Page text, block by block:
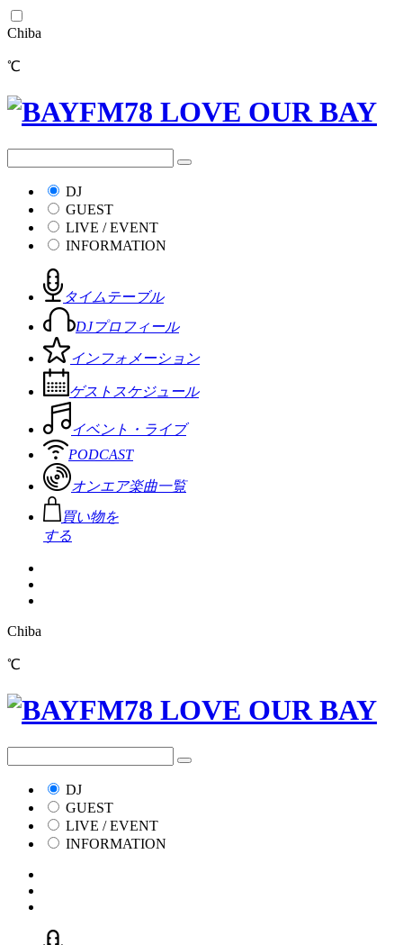
Chiba
℃
DJ
GUEST
LIVE / EVENT
INFORMATION
タイムテーブル
DJプロフィール
インフォメーション
ゲストスケジュール
イベント・ライブ
PODCAST
オンエア楽曲一覧
買い物を
する
Chiba
℃
DJ
GUEST
LIVE / EVENT
INFORMATION